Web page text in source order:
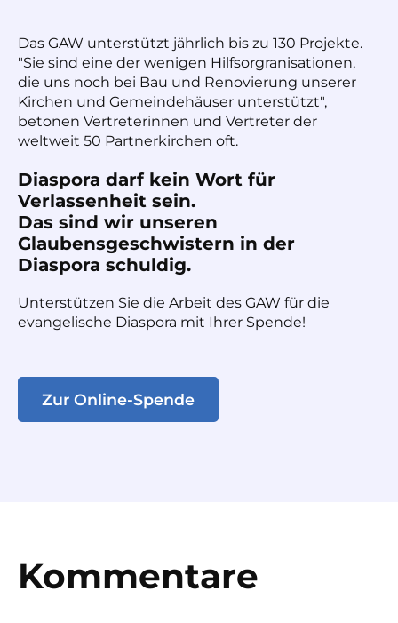
Das GAW unterstützt jährlich bis zu 130 Projekte.
"Sie sind eine der wenigen Hilfsorgranisationen,
die uns noch bei Bau und Renovierung unserer
Kirchen und Gemeindehäuser unterstützt",
betonen Vertreterinnen und Vertreter der
weltweit 50 Partnerkirchen oft.
Diaspora darf kein Wort für
Verlassenheit sein.
Das sind wir unseren
Glaubensgeschwistern in der
Diaspora schuldig.
Unterstützen Sie die Arbeit des GAW für die
evangelische Diaspora mit Ihrer Spende!
Zur Online-Spende
Kommentare